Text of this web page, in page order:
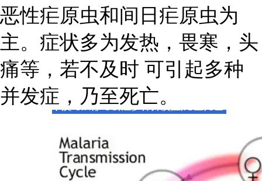
恶性疟原虫和间日疟原虫为
主。症状多为发热，畏寒，头
痛等，若不及时 可引起多种
并发症，乃至死亡。